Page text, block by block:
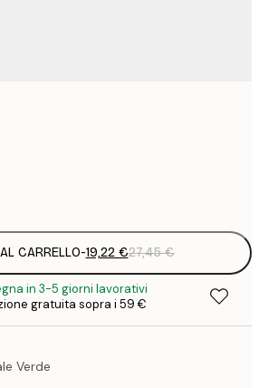
CARRELLO-19,22 €27,45 €
in 3-5 giorni lavorativi
gratuita sopra i 59 €
Verde